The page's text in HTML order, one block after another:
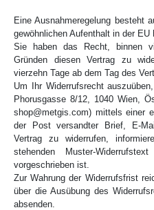
Eine Ausnahmeregelung besteht
gewöhnlichen Aufenthalt in der
Sie haben das Recht, binnen
Gründen diesen Vertrag zu
vierzehn Tage ab dem Tag des
Um Ihr Widerrufsrecht
Phorusgasse 8/12, 1040 Wien,
shop@metgis.com) mittels einer
der Post versandter Brief, E-
Vertrag zu widerrufen,
stehenden Muster-
vorgeschrieben ist.
Zur Wahrung der Widerrufsfrist
über die Ausübung des
absenden.